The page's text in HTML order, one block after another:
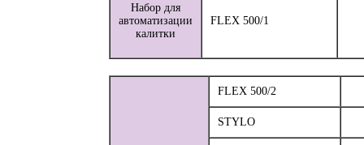
Набор для
автоматизации
калитки
FLEX 500/1
FLEX 500/2
STYLO